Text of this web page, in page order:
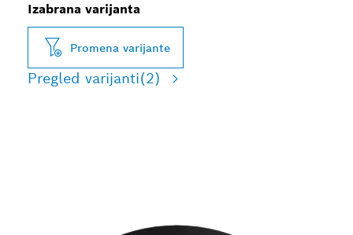
Izabrana varijanta
Promena varijante
Pregled varijanti(2)